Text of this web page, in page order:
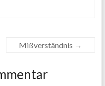
Mißverständnis →